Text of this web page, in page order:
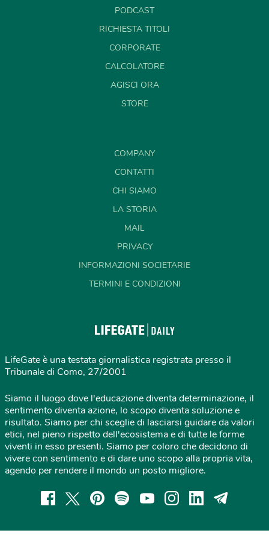
PODCAST
RICHIESTA TITOLI
CORPORATE
CALCOLATORE
AGISCI ORA
STORE
COMPANY
CONTATTI
CHI SIAMO
LA STORIA
MAIL
PRIVACY
INFORMAZIONI SOCIETARIE
TERMINI E CONDIZIONI
LifeGate è una testata giornalistica registrata presso il
Tribunale di Como, 27/2001
Siamo il luogo dove l'educazione diventa determinazione, il
sentimento diventa azione, lo scopo diventa soluzione e
risultato. Siamo per chi sceglie di lasciarsi guidare da valori
etici, nel pieno rispetto dell'ecosistema e di tutte le forme
viventi in esso presenti. Siamo per coloro che decidono di
vivere con sentimento e di dare uno scopo alla propria vita,
agendo per rendere il mondo un posto migliore.